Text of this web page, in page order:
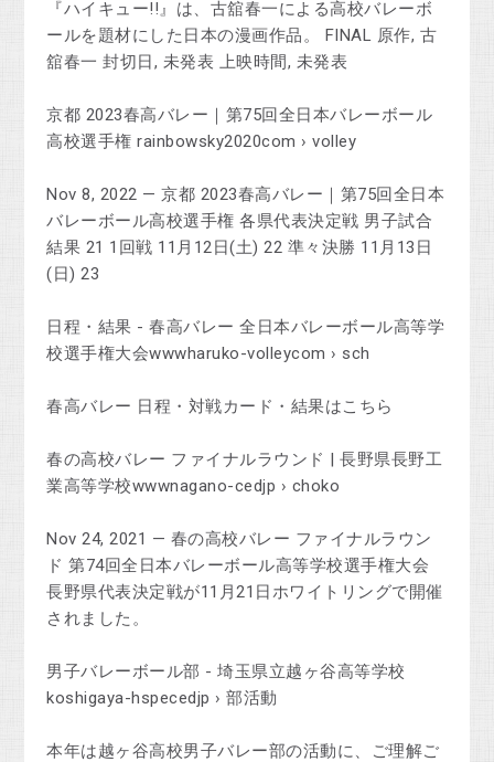
『ハイキュー!!』は、古舘春一による高校バレーボ
ールを題材にした日本の漫画作品。 FINAL 原作, 古
舘春一 封切日, 未発表 上映時間, 未発表
京都 2023春高バレー｜第75回全日本バレーボール
高校選手権 rainbowsky2020com › volley
Nov 8, 2022 — 京都 2023春高バレー｜第75回全日本
バレーボール高校選手権 各県代表決定戦 男子試合
結果 21 1回戦 11月12日(土) 22 準々決勝 11月13日
(日) 23
日程・結果 - 春高バレー 全日本バレーボール高等学
校選手権大会wwwharuko-volleycom › sch
春高バレー 日程・対戦カード・結果はこちら
春の高校バレー ファイナルラウンド | 長野県長野工
業高等学校wwwnagano-cedjp › choko
Nov 24, 2021 — 春の高校バレー ファイナルラウン
ド 第74回全日本バレーボール高等学校選手権大会
長野県代表決定戦が11月21日ホワイトリングで開催
されました。
男子バレーボール部 - 埼玉県立越ヶ谷高等学校
koshigaya-hspecedjp › 部活動
本年は越ヶ谷高校男子バレー部の活動に、ご理解ご